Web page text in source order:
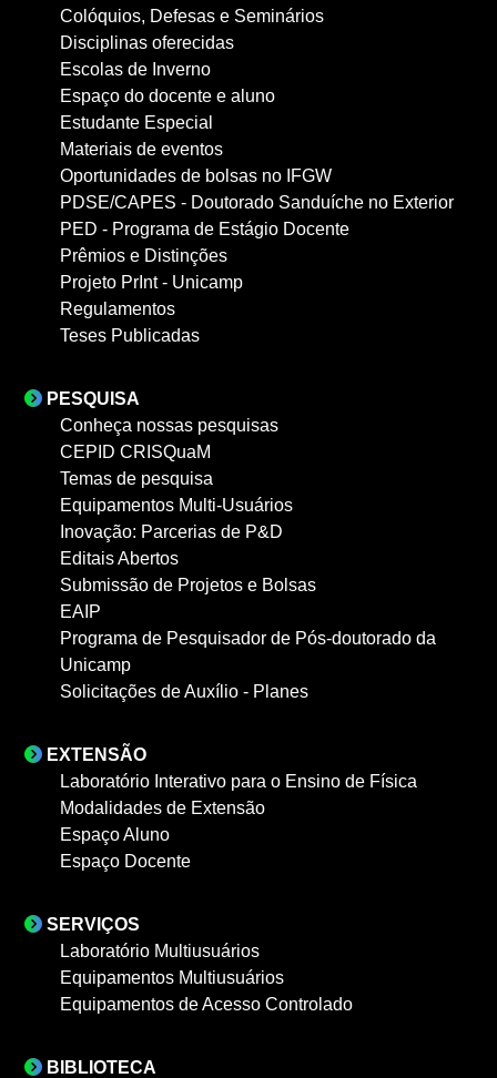
Colóquios, Defesas e Seminários
Disciplinas oferecidas
Escolas de Inverno
Espaço do docente e aluno
Estudante Especial
Materiais de eventos
Oportunidades de bolsas no IFGW
PDSE/CAPES - Doutorado Sanduíche no Exterior
PED - Programa de Estágio Docente
Prêmios e Distinções
Projeto PrInt - Unicamp
Regulamentos
Teses Publicadas
PESQUISA
Conheça nossas pesquisas
CEPID CRISQuaM
Temas de pesquisa
Equipamentos Multi-Usuários
Inovação: Parcerias de P&D
Editais Abertos
Submissão de Projetos e Bolsas
EAIP
Programa de Pesquisador de Pós-doutorado da
Unicamp
Solicitações de Auxílio - Planes
EXTENSÃO
Laboratório Interativo para o Ensino de Física
Modalidades de Extensão
Espaço Aluno
Espaço Docente
SERVIÇOS
Laboratório Multiusuários
Equipamentos Multiusuários
Equipamentos de Acesso Controlado
BIBLIOTECA